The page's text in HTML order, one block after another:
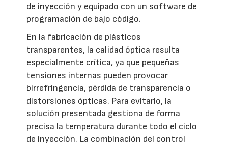
de inyección y equipado con un software de
programación de bajo código.
En la fabricación de plásticos
transparentes, la calidad óptica resulta
especialmente crítica, ya que pequeñas
tensiones internas pueden provocar
birrefringencia, pérdida de transparencia o
distorsiones ópticas. Para evitarlo, la
solución presentada gestiona de forma
precisa la temperatura durante todo el ciclo
de inyección. La combinación del control